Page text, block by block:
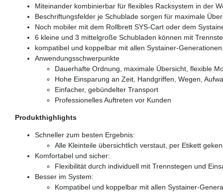
Miteinander kombinierbar für flexibles Racksystem in der
Beschriftungsfelder je Schublade sorgen für maximale
Noch mobiler mit dem Rollbrett SYS-Cart oder dem
6 kleine und 3 mittelgroße Schubladen können mit
kompatibel und koppelbar mit allen Systainer-
Anwendungsschwerpunkte
Dauerhafte Ordnung, maximale Übersicht, flexible
Hohe Einsparung an Zeit, Handgriffen, Wegen,
Einfacher, gebündelter Transport
Professionelles Auftreten vor Kunden
Produkthighlights
Schneller zum besten Ergebnis:
Alle Kleinteile übersichtlich verstaut, per Etikett
Komfortabel und sicher:
Flexibilität durch individuell mit Trennstegen und
Besser im System:
Kompatibel und koppelbar mit allen Systainer-